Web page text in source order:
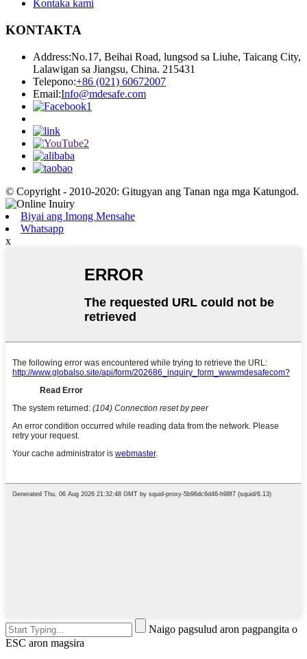
Kontaka kami
KONTAKTA
Address:No.17, Beihai Road, lungsod sa Liuhe, Taicang City,
Lalawigan sa Jiangsu, China. 215431
Telepono:+86 (021) 60672007
Email:Info@mdesafe.com
© Copyright - 2010-2020: Gitugyan ang Tanan nga mga Katungod.
Biyai ang Imong Mensahe
Whatsapp
x
Naigo pagsulud aron pagpangita o
ESC aron magsira